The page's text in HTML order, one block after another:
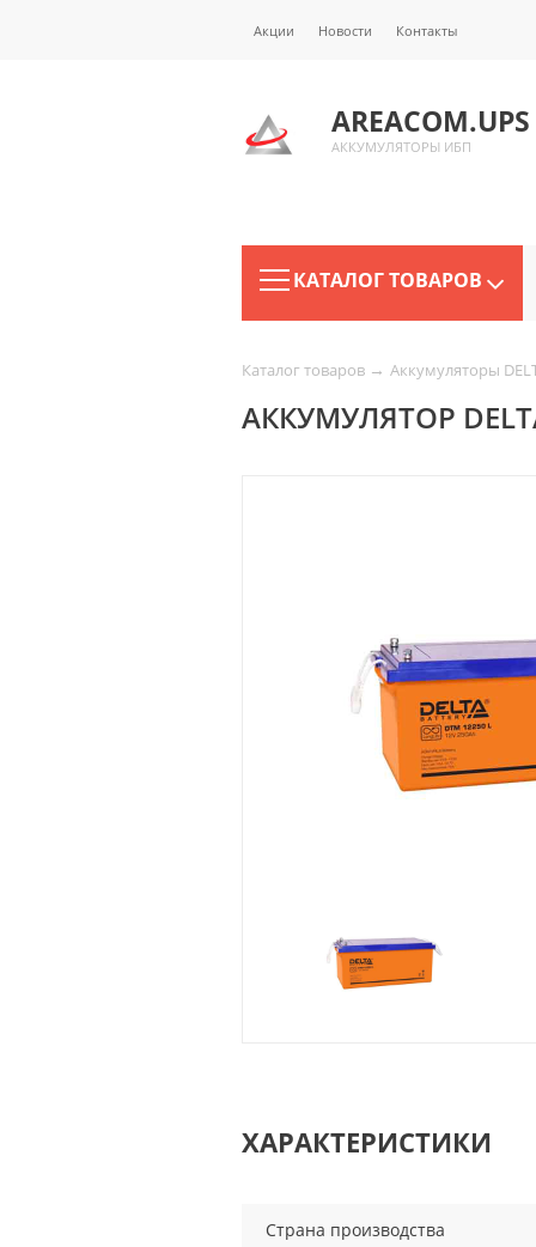
Акции Новости Контакты
AREACOM.UPS
АККУМУЛЯТОРЫ ИБП
КАТАЛОГ ТОВАРОВ
Каталог товаров → Аккумуляторы
АККУМУЛЯТОР
ХАРАКТЕРИСТИКИ
Страна производства